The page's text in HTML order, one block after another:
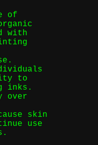
of
with
to
inks.
over
skin
use